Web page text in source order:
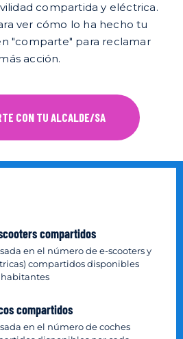
compartida y eléctrica.
ver cómo lo ha hecho tu
"comparte" para reclamar
acción.
CON TU ALCALDE/SA